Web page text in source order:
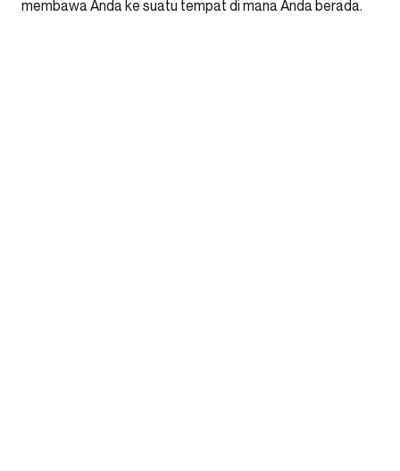
membawa Anda ke suatu tempat di mana Anda berada.